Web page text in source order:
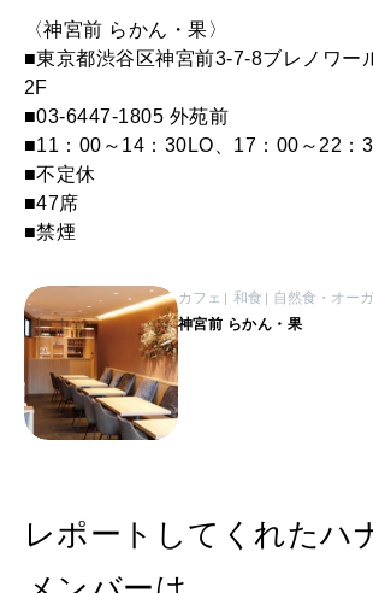
〈神宮前 らかん・果〉
■東京都渋谷区神宮前3-7-8ブレノワー
2F
■03-6447-1805 外苑前
■11：00～14：30LO、17：00～22：
■不定休
■47席
■禁煙
カフェ 和食 自然食・オー
神宮前 らかん・果
レポートしてくれたハ